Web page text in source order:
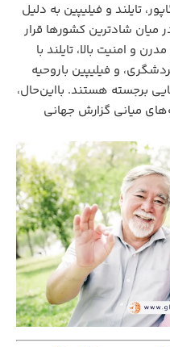
تایلند و فیلیپین به دلیل
شادترین‌ کشورها قرار
و امنیت بالا، تایلند با
و فیلیپین باروحیه
برجسته هستند. بااین‌حال،
میانی گزارش جهانی